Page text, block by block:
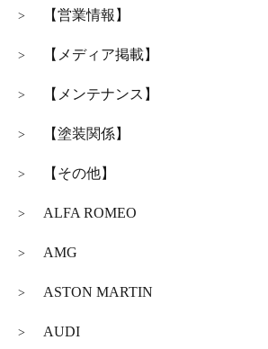
> 【営業情報】
> 【メディア掲載】
> 【メンテナンス】
> 【塗装関係】
> 【その他】
> ALFA ROMEO
> AMG
> ASTON MARTIN
> AUDI